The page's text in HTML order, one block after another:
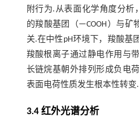
附行为.从表面化学角度分析
的羧酸基团（—COOH）与矿
关.在中性pH环境下，羧酸基
羧酸根离子通过静电作用与
长链烷基朝外排列形成负电
表面电荷性质发生根本性转变.
3.4 红外光谱分析